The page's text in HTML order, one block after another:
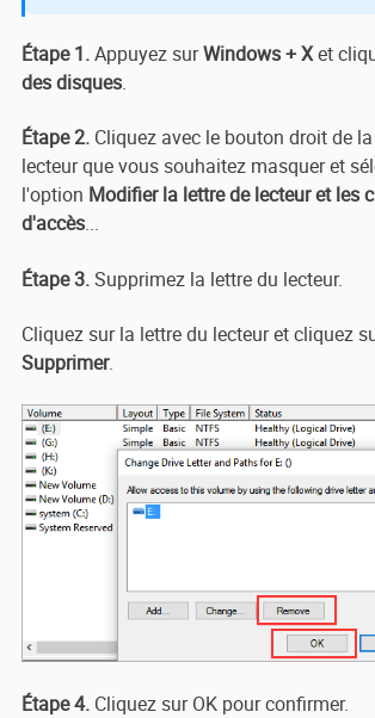
Étape 1.Appuyez surWindows + Xet
des disques.
Étape 2.Cliquez avec le bouton droit de
lecteur que vous souhaitez masquer et
l'option Modifier la lettre de lecteur et les
d'accès...
Étape 3.Supprimez la lettre du lecteur.
Cliquez sur la lettre du lecteur et cliquez
Supprimer.
Étape 4.Cliquez sur OK pour confirmer.